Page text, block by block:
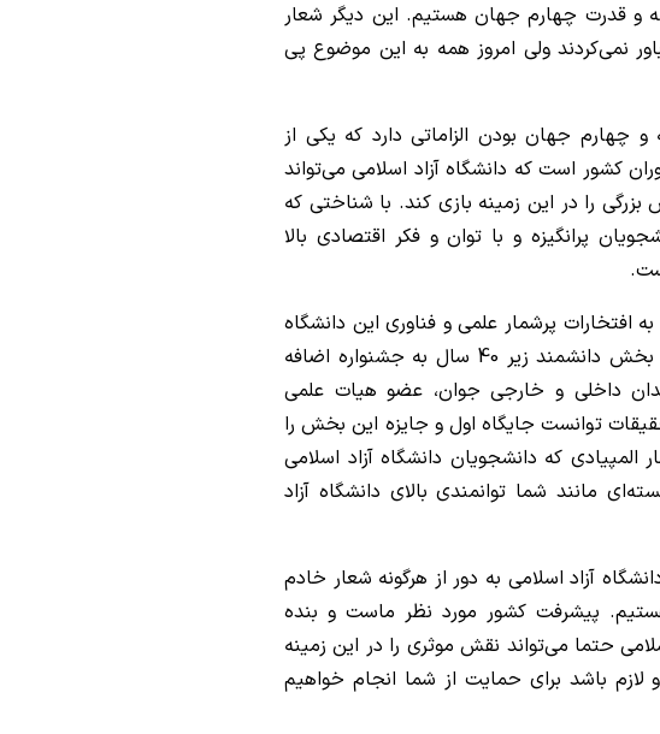
و قدرت چهارم جهان هستیم. این دیگر شعار
نمی‌کردند ولی امروز همه به این موضوع پی
چهارم جهان بودن الزاماتی دارد که یکی از
کشور است که دانشگاه آزاد اسلامی می‌تواند
را در این زمینه بازی کند. با شناختی که
پرانگیزه و با توان و فکر اقتصادی بالا
افتخارات پرشمار علمی و فناوری این دانشگاه
اضافه کرد: در جایزه مصطفی 1404 بخش دانشمند زیر 40 سال به جشنواره اضافه
داخلی و خارجی جوان، عضو هیات علمی
توانست جایگاه اول و جایزه این بخش را
که دانشجویان دانشگاه آزاد اسلامی
مانند شما توانمندی بالای دانشگاه آزاد
آزاد اسلامی به دور از هرگونه شعار خادم
پیشرفت کشور مورد نظر ماست و بنده
حتما می‌تواند نقش موثری را در این زمینه
لازم باشد برای حمایت از شما انجام خواهیم